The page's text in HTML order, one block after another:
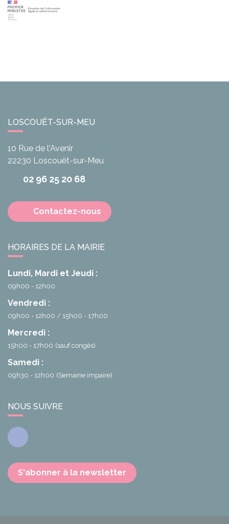
LOSCOUËT-SUR-MEU
10 Rue de l'Avenir
22230 Loscouët-sur-Meu
02 96 25 20 68
Contactez-nous
HORAIRES DE LA MAIRIE
Lundi, Mardi et Jeudi :
09h00 - 12h00
Vendredi :
09h00 - 12h00 15h00 - 17h00
Mercredi :
15h00 - 17h00 (sauf congés)
Samedi :
09h30 - 12h00 (Semaine impaire)
NOUS SUIVRE
Facebook
S'abonner à la newsletter